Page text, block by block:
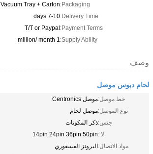
Packaging:
Vacuum Tray + Carton
Delivery Time:
7-10 days
Payment Terms:
T/T or Paypal
Supply Ability:
1 million/ month
وصف
لحام دبوس موصل
خط موصل:موصل Centronics
نوع الموصل:موصل لحام
جنس:ذكر المكونات
لا.:14pin 24pin 36pin 50pin
مواد الاتصال:البرونز الفسفوري